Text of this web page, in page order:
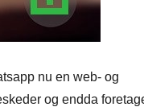
nu en web- og
og endda